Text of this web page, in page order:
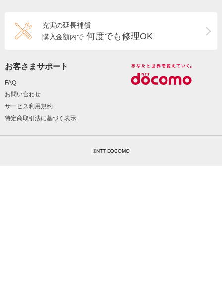
充実の延長補償
購入金額内で 何度でも修理OK
お客さまサポート
FAQ
お問い合わせ
サービス利用規約
特定商取引法に基づく表示
©NTT DOCOMO